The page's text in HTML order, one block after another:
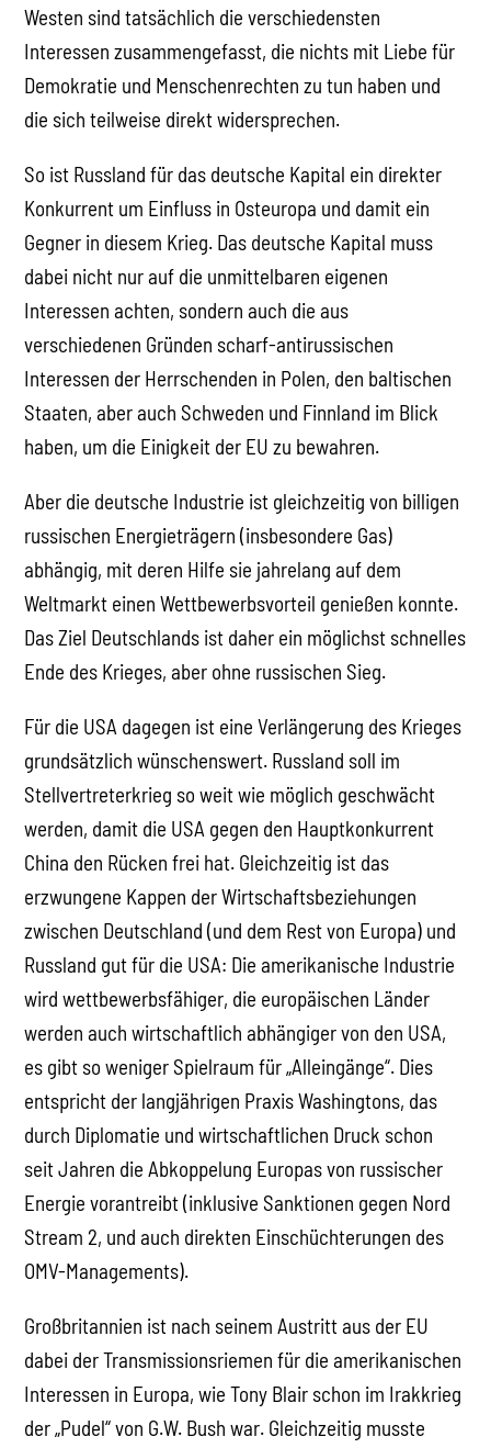
Westen sind tatsächlich die verschiedensten
Interessen zusammengefasst, die nichts mit Liebe für
Demokratie und Menschenrechten zu tun haben und
die sich teilweise direkt widersprechen.
So ist Russland für das deutsche Kapital ein direkter
Konkurrent um Einfluss in Osteuropa und damit ein
Gegner in diesem Krieg. Das deutsche Kapital muss
dabei nicht nur auf die unmittelbaren eigenen
Interessen achten, sondern auch die aus
verschiedenen Gründen scharf-antirussischen
Interessen der Herrschenden in Polen, den baltischen
Staaten, aber auch Schweden und Finnland im Blick
haben, um die Einigkeit der EU zu bewahren.
Aber die deutsche Industrie ist gleichzeitig von billigen
russischen Energieträgern (insbesondere Gas)
abhängig, mit deren Hilfe sie jahrelang auf dem
Weltmarkt einen Wettbewerbsvorteil genießen konnte.
Das Ziel Deutschlands ist daher ein möglichst schnelles
Ende des Krieges, aber ohne russischen Sieg.
Für die USA dagegen ist eine Verlängerung des Krieges
grundsätzlich wünschenswert. Russland soll im
Stellvertreterkrieg so weit wie möglich geschwächt
werden, damit die USA gegen den Hauptkonkurrent
China den Rücken frei hat. Gleichzeitig ist das
erzwungene Kappen der Wirtschaftsbeziehungen
zwischen Deutschland (und dem Rest von Europa) und
Russland gut für die USA: Die amerikanische Industrie
wird wettbewerbsfähiger, die europäischen Länder
werden auch wirtschaftlich abhängiger von den USA,
es gibt so weniger Spielraum für „Alleingänge“. Dies
entspricht der langjährigen Praxis Washingtons, das
durch Diplomatie und wirtschaftlichen Druck schon
seit Jahren die Abkoppelung Europas von russischer
Energie vorantreibt (inklusive Sanktionen gegen Nord
Stream 2, und auch direkten Einschüchterungen des
OMV-Managements).
Großbritannien ist nach seinem Austritt aus der EU
dabei der Transmissionsriemen für die amerikanischen
Interessen in Europa, wie Tony Blair schon im Irakkrieg
der „Pudel“ von G.W. Bush war. Gleichzeitig musste